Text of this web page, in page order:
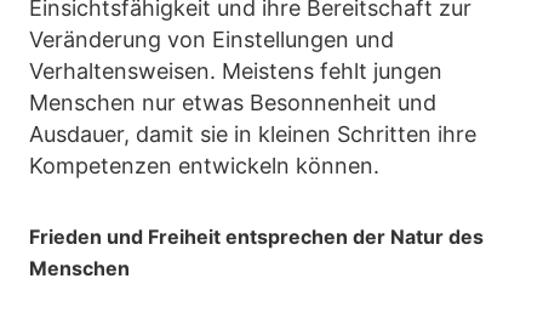
Einsichtsfähigkeit und ihre Bereitschaft zur
Veränderung von Einstellungen und
Verhaltensweisen. Meistens fehlt jungen
Menschen nur etwas Besonnenheit und
Ausdauer, damit sie in kleinen Schritten ihre
Kompetenzen entwickeln können.
Frieden und Freiheit entsprechen der Natur des
Menschen